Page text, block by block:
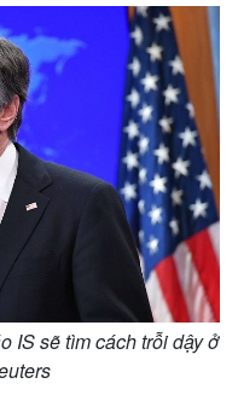
IS sẽ tìm cách trỗi dậy ở